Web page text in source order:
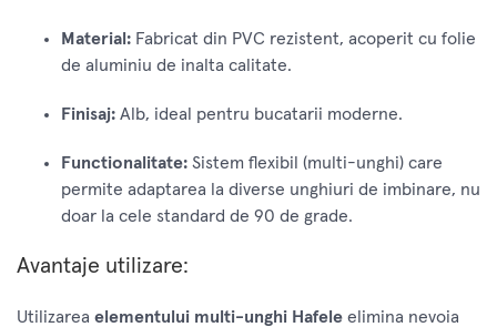
Material: Fabricat din PVC rezistent, acoperit cu folie
de aluminiu de inalta calitate.
Finisaj: Alb, ideal pentru bucatarii moderne.
Functionalitate: Sistem flexibil (multi-unghi) care
permite adaptarea la diverse unghiuri de imbinare, nu
doar la cele standard de 90 de grade.
Avantaje utilizare:
Utilizarea elementului multi-unghi Hafele elimina nevoia